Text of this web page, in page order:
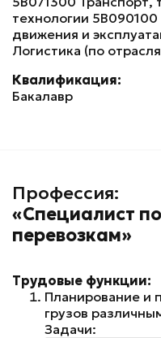
технологии
движения и
Логистика (по
Квалификация:
Бакалавр
Профессия:
«Специалист
перевозкам»
Трудовые функции:
Планирование и
грузов
Задачи: